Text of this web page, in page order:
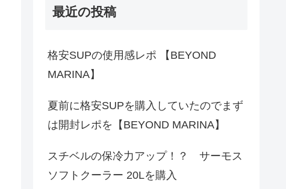
最近の投稿
格安SUPの使用感レポ 【BEYOND
MARINA】
夏前に格安SUPを購入していたのでまず
は開封レポを【BEYOND MARINA】
スチベルの保冷力アップ！？ サーモス
ソフトクーラー 20Lを購入